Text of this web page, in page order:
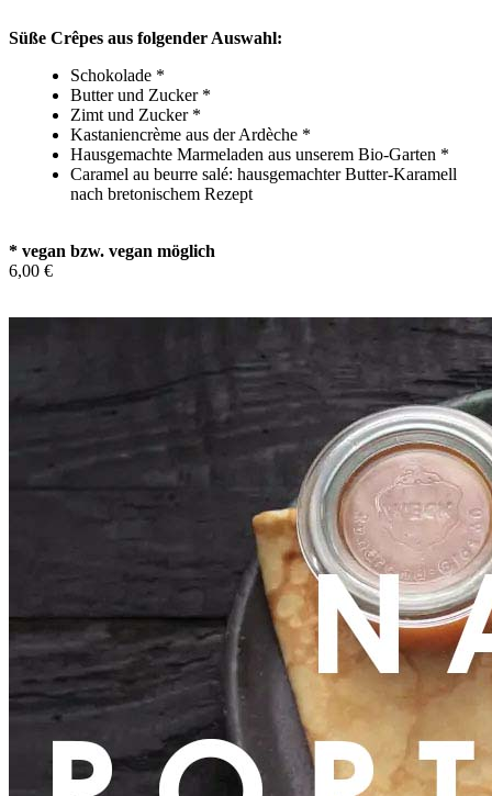
Süße Crêpes aus folgender Auswahl:
Schokolade *
Butter und Zucker *
Zimt und Zucker *
Kastaniencrème aus der Ardèche *
Hausgemachte Marmeladen aus unserem Bio-Garten *
Caramel au beurre salé: hausgemachter Butter-Karamell
nach bretonischem Rezept
* vegan bzw. vegan möglich
6,00 €